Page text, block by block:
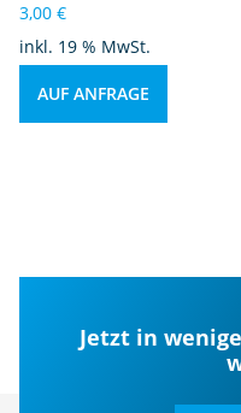
3,00 €
inkl. 19 % MwSt.
AUF ANFRAGE
Jetzt in